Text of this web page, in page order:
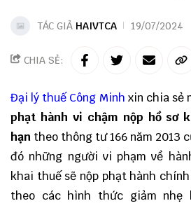
TÁC GIẢ HAIVTCA 19/07/2024
CHIA SẺ:
Đại lý thuế Công Minh xin chia sẻ
phạt hành vi chậm nộp hồ sơ
hạn theo thông tư 166 năm 2013
đó những người vi phạm về
khai thuế sẽ nộp phạt hành
theo các hình thức giảm nhẹ